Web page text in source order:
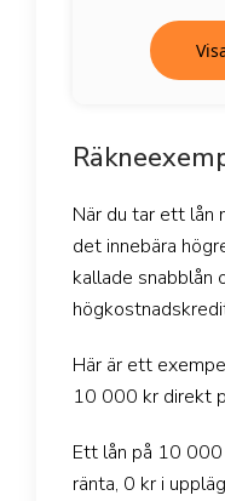
När du tar ett lån
det innebära
kallade snabblån
Här är ett
10 000 kr direkt
Ett lån på 10
ränta, 0 kr i